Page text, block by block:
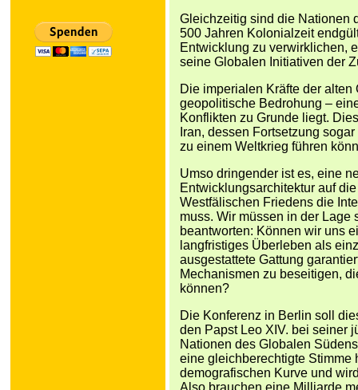
Gleichzeitig sind die Nationen
500 Jahren Kolonialzeit
Entwicklung zu verwirklichen,
seine Globalen Initiativen der
Die imperialen Kräfte der
geopolitische Bedrohung –
Konflikten zu Grunde liegt.
Iran, dessen Fortsetzung
zu einem Weltkrieg führen
Umso dringender ist es, eine
Entwicklungsarchitektur auf
Westfälischen Friedens die
muss. Wir müssen in der
beantworten: Können wir uns
langfristiges Überleben als
ausgestattete Gattung
Mechanismen zu beseitigen,
können?
Die Konferenz in Berlin soll
den Papst Leo XIV. bei seiner
Nationen des Globalen
eine gleichberechtigte Stimme
demografischen Kurve und